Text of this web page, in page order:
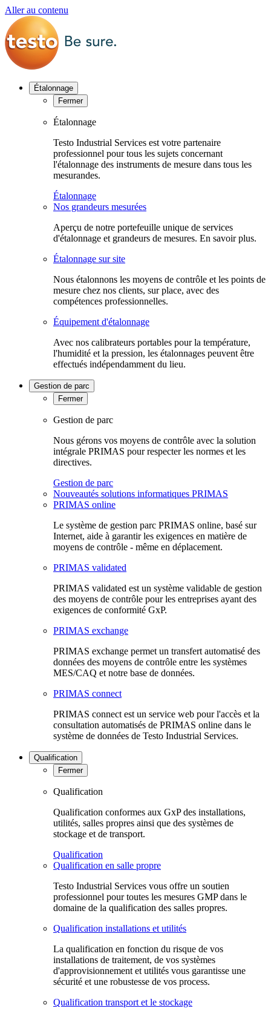
Aller au contenu
Étalonnage
Fermer
Étalonnage
Testo Industrial Services est votre partenaire
professionnel pour tous les sujets concernant
l'étalonnage des instruments de mesure dans tous les
mesurandes.
Étalonnage
Nos grandeurs mesurées
Aperçu de notre portefeuille unique de services
d'étalonnage et grandeurs de mesures. En savoir plus.
Étalonnage sur site
Nous étalonnons les moyens de contrôle et les points de
mesure chez nos clients, sur place, avec des
compétences professionnelles.
Équipement d'étalonnage
Avec nos calibrateurs portables pour la température,
l'humidité et la pression, les étalonnages peuvent être
effectués indépendamment du lieu.
Gestion de parc
Fermer
Gestion de parc
Nous gérons vos moyens de contrôle avec la solution
intégrale PRIMAS pour respecter les normes et les
directives.
Gestion de parc
Nouveautés solutions informatiques PRIMAS
PRIMAS online
Le système de gestion parc PRIMAS online, basé sur
Internet, aide à garantir les exigences en matière de
moyens de contrôle - même en déplacement.
PRIMAS validated
PRIMAS validated est un système validable de gestion
des moyens de contrôle pour les entreprises ayant des
exigences de conformité GxP.
PRIMAS exchange
PRIMAS exchange permet un transfert automatisé des
données des moyens de contrôle entre les systèmes
MES/CAQ et notre base de données.
PRIMAS connect
PRIMAS connect est un service web pour l'accès et la
consultation automatisés de PRIMAS online dans le
système de données de Testo Industrial Services.
Qualification
Fermer
Qualification
Qualification conformes aux GxP des installations,
utilités, salles propres ainsi que des systèmes de
stockage et de transport.
Qualification
Qualification en salle propre
Testo Industrial Services vous offre un soutien
professionnel pour toutes les mesures GMP dans le
domaine de la qualification des salles propres.
Qualification installations et utilités
La qualification en fonction du risque de vos
installations de traitement, de vos systèmes
d'approvisionnement et utilités vous garantisse une
sécurité et une robustesse de vos process.
Qualification transport et le stockage